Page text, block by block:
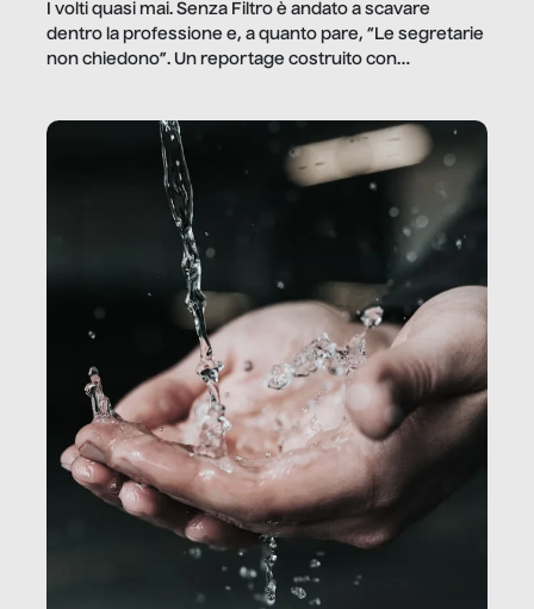
I volti quasi mai. Senza Filtro è andato a scavare
dentro la professione e, a quanto pare, “Le segretarie
non chiedono”. Un reportage costruito con